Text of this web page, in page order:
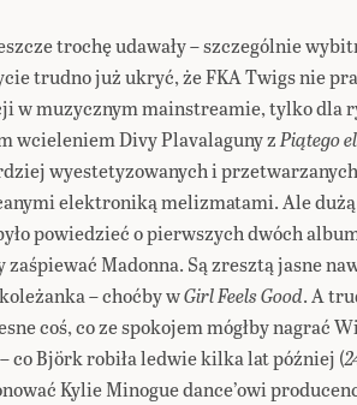
trochę udawały – szczególnie
trudno już ukryć, że FKA Twigs nie
w muzycznym mainstreamie, tylko dla
wcieleniem Divy Plavalaguny zPiątego
wyestetyzowanych i
elektroniką melizmatami. Ale dużą
powiedzieć o pierwszych dwóch
zaśpiewać Madonna. Są zresztą jasne
– choćby wGirl Feels Good. A
coś, co ze spokojem mógłby nagrać
co Björk robiła ledwie kilka lat później (
Kylie Minogue dance’owi